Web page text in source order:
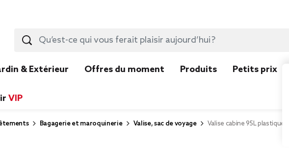
& Extérieur Offres du moment Produits Petits prix
VIP
Bagagerie et maroquinerie Valise, sac de voyage Valise cabine 95L plastique